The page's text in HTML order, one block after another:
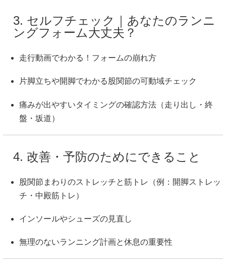
3. セルフチェック｜あなたのランニ
ングフォーム大丈夫？
走行動画でわかる！フォームの崩れ方
片脚立ちや開脚でわかる股関節の可動域チェック
痛みが出やすいタイミングの確認方法（走り出し・終
盤・坂道）
4. 改善・予防のためにできること
股関節まわりのストレッチと筋トレ（例：開脚ストレッ
チ・中殿筋トレ）
インソールやシューズの見直し
無理のないランニング計画と休息の重要性